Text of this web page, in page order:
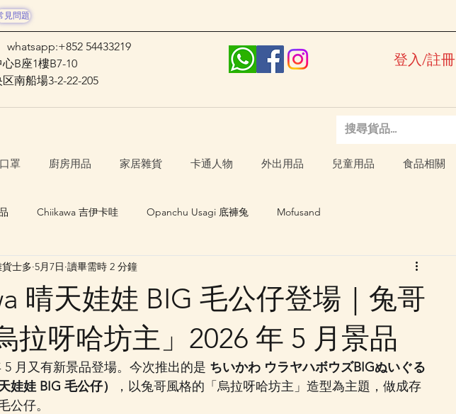
見問題
whatsapp:+852 54433219
B座1樓B7-10
南船場3-2-22-205
登入/註冊
口罩 廚房用品 家居雜貨 卡通人物 外出用品 兒童用品 食品相關
Chiikawa 吉伊卡哇 Opanchu Usagi 底褲兔 Mofusand
日本口罩 其他卡通人物
晴天娃娃 BIG 毛公仔登場｜兔哥
拉呀哈坊主」2026 年 5 月景品
士多 5月7日 讀畢需時 2 分鐘
5 月又有新景品登場。今次推出的是 ちいかわ ウラヤハボウズBIGぬいぐる
娃娃 BIG 毛公仔）
，以兔哥風格的「烏拉呀哈坊主」造型為主題，做成存
公仔。